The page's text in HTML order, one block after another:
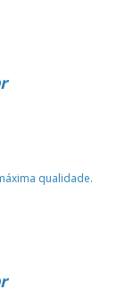
qualidade.